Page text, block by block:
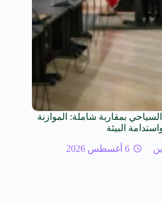
بمقاربة شاملة: الموازنة
البيئة
6 أغسطس 2026